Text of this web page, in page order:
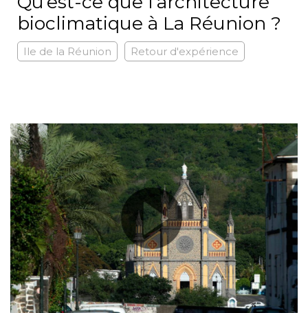
bioclimatique à La Réunion ?
Ile de la Réunion Retour d'expérience